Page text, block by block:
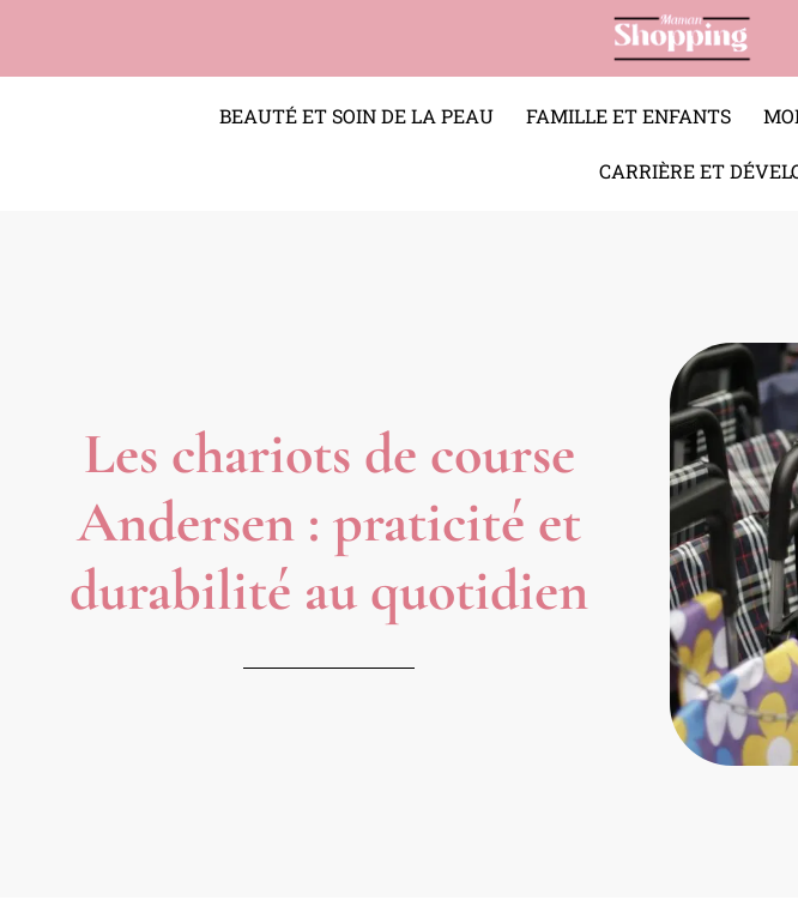
BEAUTÉ ET SOIN DE LA PEAU FAMILLE ET ENFANTS
CARRIÈRE ET
Les chariots de course
Andersen : praticité et
durabilité au quotidien